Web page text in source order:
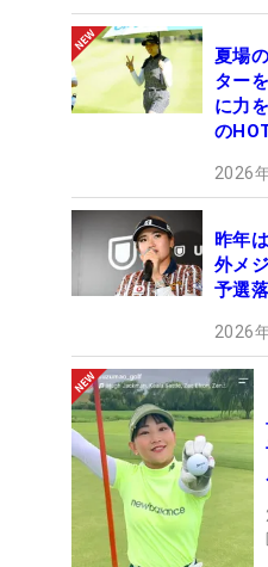
夏場
ター
に力
の
2026
昨年
外メ
予選
2026